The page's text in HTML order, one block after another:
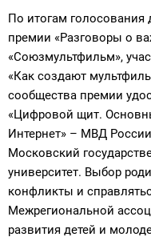
По итогам голосования
премии «Разговоры о
«Союзмультфильм»,
«Как создают
сообщества премии
«Цифровой щит.
Интернет» – МВД
Московский
университет. Выбор
конфликты и
Межрегиональной
развития детей и